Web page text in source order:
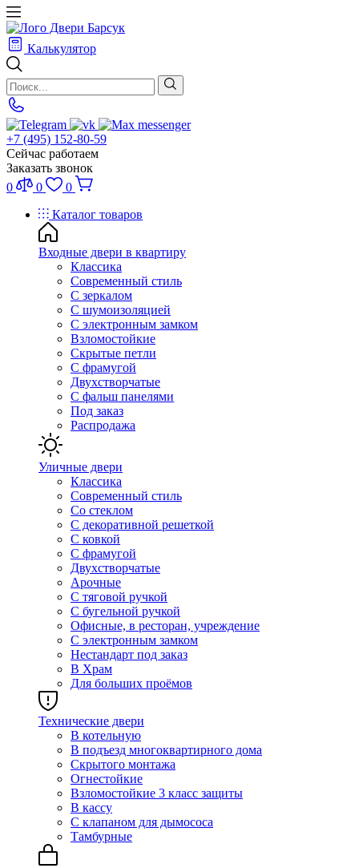
Калькулятор
+7 (495) 152-80-59
Сейчас работаем
Заказать звонок
0
0
0
Каталог товаров
Входные двери в квартиру
Классика
Современный стиль
С зеркалом
С шумоизоляцией
С электронным замком
Взломостойкие
Скрытые петли
С фрамугой
Двухстворчатые
С фальш панелями
Под заказ
Распродажа
Уличные двери
Классика
Современный стиль
Со стеклом
С декоративной решеткой
С ковкой
С фрамугой
Двухстворчатые
Арочные
С тяговой ручкой
С бугельной ручкой
Офисные, в ресторан, учреждение
С электронным замком
Нестандарт под заказ
В Храм
Для больших проёмов
Технические двери
В котельную
В подъезд многоквартирного дома
Скрытого монтажа
Огнестойкие
Взломостойкие 3 класс защиты
В кассу
С клапаном для дымососа
Тамбурные